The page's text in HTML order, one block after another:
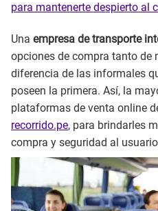
para mantenerte despierto al
Una empresa de transporte
opciones de compra tanto de
diferencia de las informales
poseen la primera. Así, la
plataformas de venta online
recorrido.pe, para brindarles
compra y seguridad al